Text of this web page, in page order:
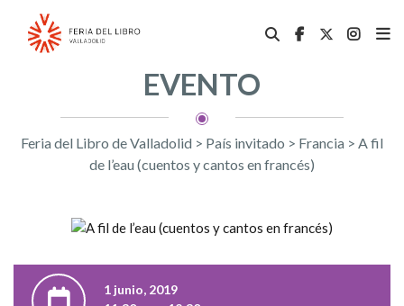
EVENTO
Feria del Libro de Valladolid > País invitado > Francia > A fil
de l’eau (cuentos y cantos en francés)
1 junio, 2019